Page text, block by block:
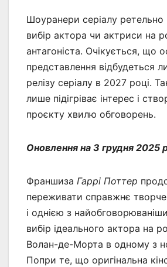
Шоуранери серіалу
вибір актора чи актриси на
антагоніста. Очікується, що
представлення відбудеться
релізу серіалу в 2027 році.
лише підігріває інтерес і
проєкту хвилю обговорень.
Оновлення на 3 грудня 2025
Франшиза Гаррі Поттер
переживати справжнє творче
і однією з
вибір ідеального актора на
Волан-де-Морта в одному з
Попри те, що оригінальна